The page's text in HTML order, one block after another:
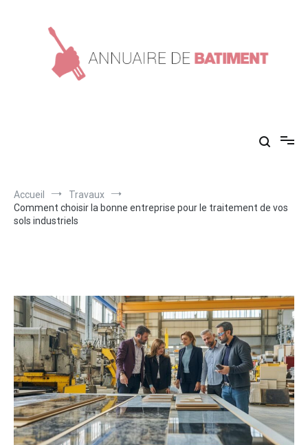
Accueil
Travaux
Comment choisir la bonne entreprise pour le traitement de vos
sols industriels